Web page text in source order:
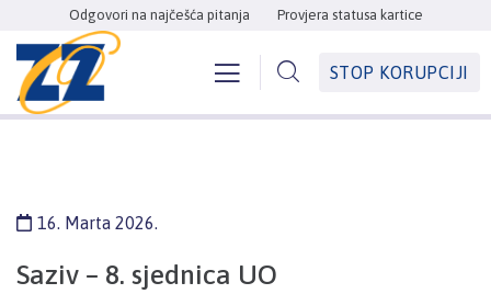
Odgovori na najčešća pitanja Provjera statusa kartice
STOP KORUPCIJI
16. Marta 2026.
Saziv – 8. sjednica UO